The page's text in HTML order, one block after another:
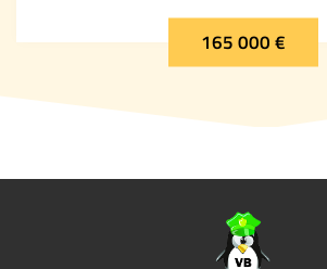
165 000 €